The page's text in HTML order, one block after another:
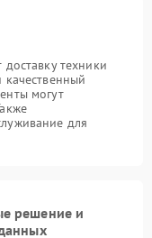
техники
качественный
могут
для
решение и